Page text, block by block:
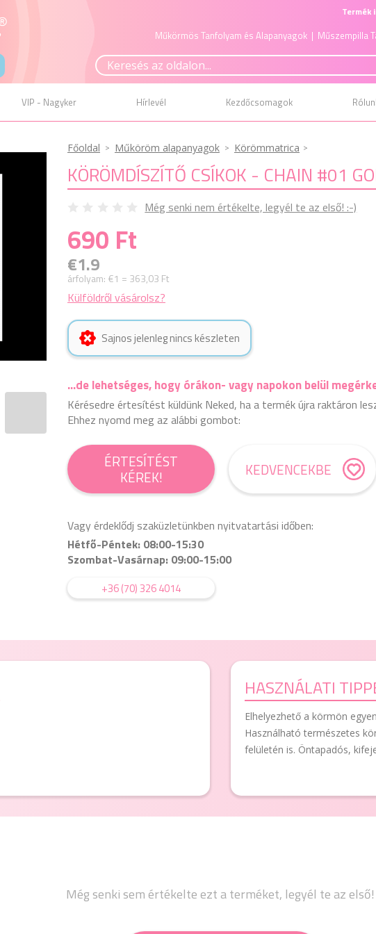
Termék
Műkörmös Tanfolyam és Alapanyagok | Műszempilla
VIP - Nagyker Hírlevél Kezdőcsomagok
Főoldal Műköröm alapanyagok Körömmatrica
KÖRÖMDÍSZÍTŐ CSÍKOK - CHAIN #01
Még senki nem értékelte, legyél te az első! :-)
690 Ft
€1.9
árfolyam: €1 = 363,03 Ft
Külföldről vásárolsz?
Sajnos jelenleg nincs készleten
...de lehetséges, hogy órákon- vagy napokon belül
Kérésedre értesítést küldünk Neked, ha a termék újra raktáron
Ehhez nyomd meg az alábbi gombot:
ÉRTESÍTÉST
KÉREK! KEDVENCEKBE
Vagy érdeklődj szaküzletünkben nyitvatartási időben:
Hétfő-Péntek: 08:00-15:30
Szombat-Vasárnap: 09:00-15:00
+36 (70) 326 4014
HASZNÁLATI
Elhelyezhető a körmön
Használható természetes
felületén is. Öntapadós,
Még senki sem értékelte ezt a terméket, legyél te az első!